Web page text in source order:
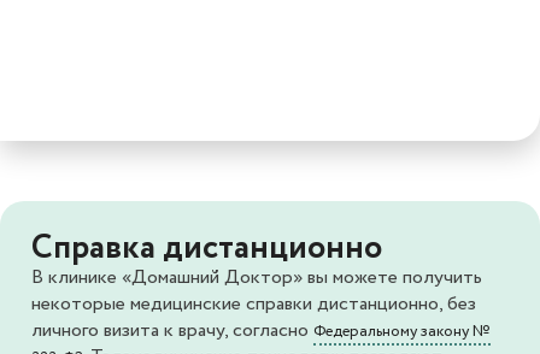
Справка дистанционно
В клинике «Домашний Доктор» вы можете получить
некоторые медицинские справки дистанционно, без
личного визита к врачу, согласно Федеральному закону №